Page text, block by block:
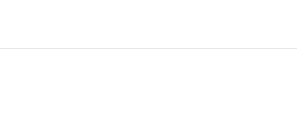
ΠΡΟΣΘΉΚΗ ΣΤΟ ΚΑΛΆΘΙ